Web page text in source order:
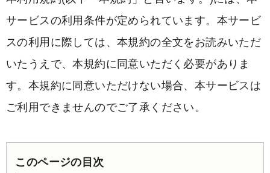
サービスの利用条件が定められています。本サービ
スの利用に際しては、本規約の全文をお読みいただ
いたうえで、本規約に同意いただく必要がありま
す。本規約に同意いただけない場合、本サービスは
ご利用できませんのでご了承ください。
このページの目次